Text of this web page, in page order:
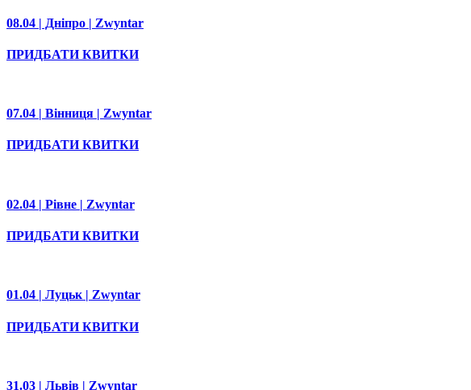
08.04 | Дніпро | Zwyntar
ПРИДБАТИ КВИТКИ
07.04 | Вінниця | Zwyntar
ПРИДБАТИ КВИТКИ
02.04 | Рівне | Zwyntar
ПРИДБАТИ КВИТКИ
01.04 | Луцьк | Zwyntar
ПРИДБАТИ КВИТКИ
31.03 | Львів | Zwyntar